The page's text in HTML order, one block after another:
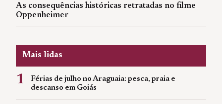
As consequências históricas retratadas no filme
Oppenheimer
Mais lidas
1
Férias de julho no Araguaia: pesca, praia e
descanso em Goiás